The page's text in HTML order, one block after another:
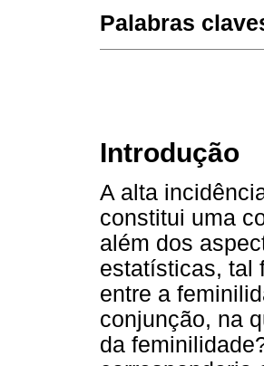
Palabras
Introdução
A alta
constitui uma
além dos
estatísticas, tal
entre a
conjunção, na
da